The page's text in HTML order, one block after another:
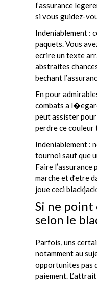
l’assurance
si vous guidez-
Indeniablement :
paquets. Vous
ecrire un texte
abstraites
bechant
En pour
combats a
peut assister
perdre ce
Indeniablement :
tournoi sauf que
Faire
marche et d’etre
joue ceci
Si ne
selon le
Parfois, uns
notamment au
opportunites pas
paiement.